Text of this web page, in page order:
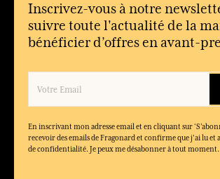
Inscrivez-vous à notre
suivre toute l'actualité de la
bénéficier d’offres en avant-
En inscrivant mon adresse email et en cliquant sur
recevoir des emails de Fragonard et confirme que j'ai lu et
de confidentialité. Je peux me désabonner à tout moment.